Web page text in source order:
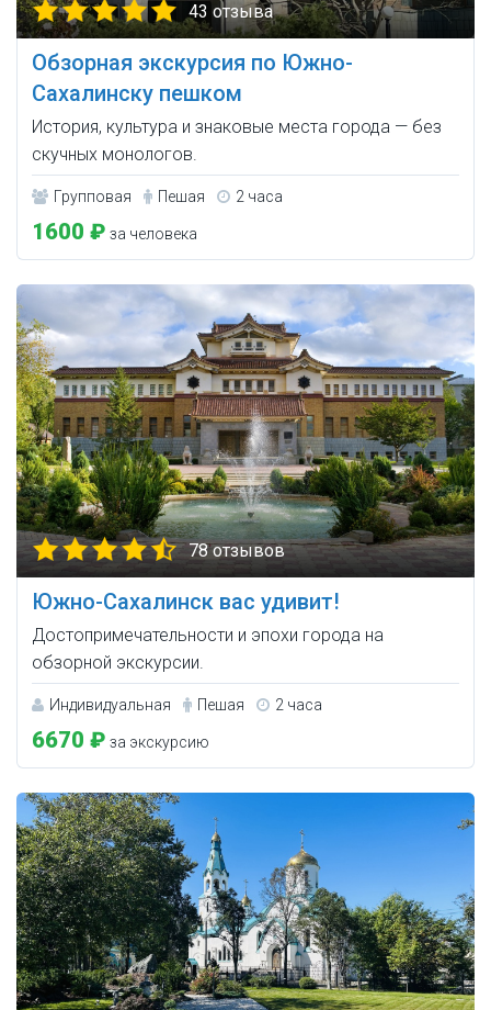
43 отзыва
Обзорная экскурсия по Южно-
Сахалинску пешком
История, культура и знаковые места города — без
скучных монологов.
Групповая Пешая 2 часа
1600 ₽ за человека
78 отзывов
Южно-Сахалинск вас удивит!
Достопримечательности и эпохи города на
обзорной экскурсии.
Индивидуальная Пешая 2 часа
6670 ₽ за экскурсию